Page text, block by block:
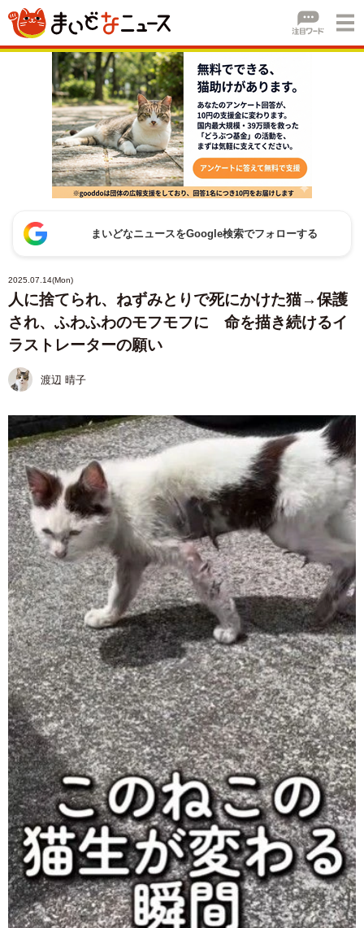
まいどなニュースをGoogle検索でフォローする
2025.07.14(Mon)
人に捨てられ、ねずみとりで死にかけた猫→保護
され、ふわふわのモフモフに 命を描き続けるイ
ラストレーターの願い
渡辺 晴子